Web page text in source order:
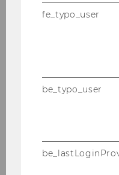
fe_typo_user
be_typo_user